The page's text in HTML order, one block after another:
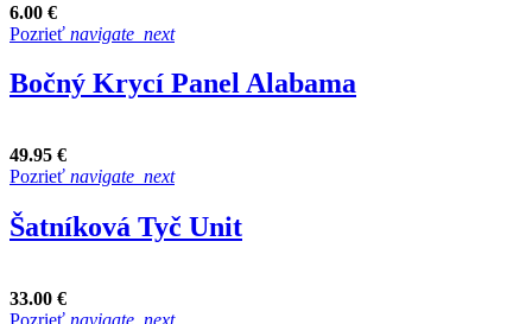
6.00 €
Pozrieť navigate_next
Bočný Krycí Panel Alabama
49.95 €
Pozrieť navigate_next
Šatníková Tyč Unit
33.00 €